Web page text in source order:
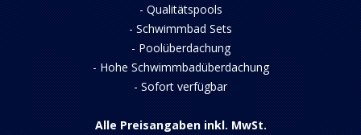
-Qualitätspools
-Schwimmbad Sets
-Poolüberdachung
-Hohe Schwimmbadüberdachung
-Sofort verfügbar
Alle Preisangaben inkl. MwSt.